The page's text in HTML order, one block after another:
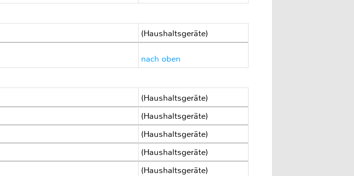
(Haushaltsgeräte)
nach oben
(Haushaltsgeräte)
(Haushaltsgeräte)
(Haushaltsgeräte)
(Haushaltsgeräte)
(Haushaltsgeräte)